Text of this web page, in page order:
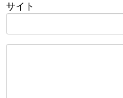
サイト